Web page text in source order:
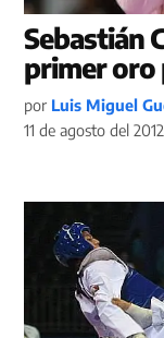
Sebastián
primer oro
por Luis Miguel
11 de agosto del